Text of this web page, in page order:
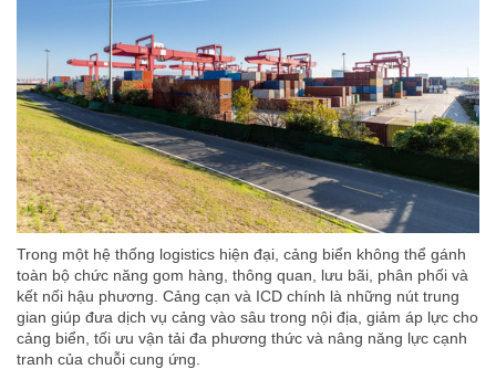
Trong một hệ thống logistics hiện đại, cảng biển không thể gánh
toàn bộ chức năng gom hàng, thông quan, lưu bãi, phân phối và
kết nối hậu phương. Cảng cạn và ICD chính là những nút trung
gian giúp đưa dịch vụ cảng vào sâu trong nội địa, giảm áp lực cho
cảng biển, tối ưu vận tải đa phương thức và nâng năng lực cạnh
tranh của chuỗi cung ứng.